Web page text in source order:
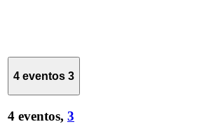
4 eventos 3
4 eventos, 3